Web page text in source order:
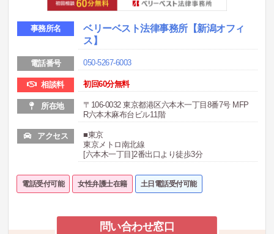
事務所名 ベリーベスト法律事務所【新潟オフィ
ス】
電話番号 050-5267-6003
相談料 初回60分無料
所在地
〒106-0032 東京都港区六本木一丁目8番7号 MFP
R六本木麻布台ビル11階
アクセス
■東京
東京メトロ南北線
[六本木一丁目]2番出口より徒歩3分
電話受付可能 女性弁護士在籍 土日電話受付可能
問い合わせ窓口